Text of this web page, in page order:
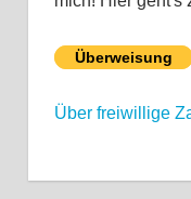
Überweisung
Über freiwillige